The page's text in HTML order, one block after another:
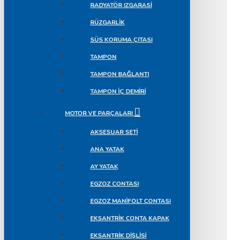
RADYATÖR IZGARASI
RÜZGARLIK
SÜS KORUMA ÇITASI
TAMPON
TAMPON BAĞLANTI
TAMPON İÇ DEMIRI
MOTOR VE PARÇALARI
AKSESUAR SETI
ANA YATAK
AY YATAK
EGZOZ CONTASI
EGZOZ MANIFOLT CONTASI
EKSANTRIK CONTA KAPAK
EKSANTRIK DIŞLISI